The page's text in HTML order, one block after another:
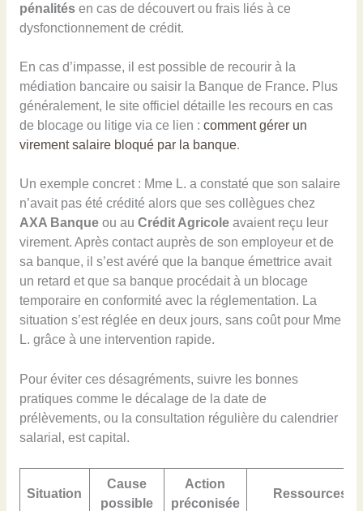
pénalitésen cas de découvert ou frais liés à ce
dysfonctionnement de crédit.
En cas d’impasse, il est possible de recourir à la
médiation bancaire ou saisir la Banque de France. Plus
généralement, le site officiel détaille les recours en cas
de blocage ou litige via ce lien : comment gérer un
virement salaire bloqué par la banque.
Un exemple concret : Mme L. a constaté que son salaire
n’avait pas été crédité alors que ses collègues chez
AXA Banqueou au Crédit Agricoleavaient reçu leur
virement. Après contact auprès de son employeur et de
sa banque, il s’est avéré que la banque émettrice avait
un retard et que sa banque procédait à un blocage
temporaire en conformité avec la réglementation. La
situation s’est réglée en deux jours, sans coût pour Mme
L. grâce à une intervention rapide.
Pour éviter ces désagréments, suivre les bonnes
pratiques comme le décalage de la date de
prélèvements, ou la consultation régulière du calendrier
salarial, est capital.
Situation
Cause
possible
Action
préconisée
Ressources